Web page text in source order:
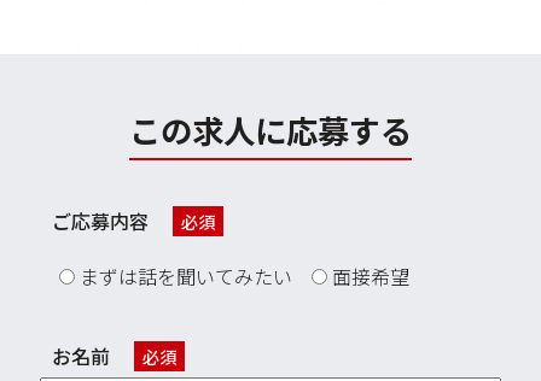
この求人に応募する
ご応募内容 必須
まずは話を聞いてみたい 面接希望
お名前 必須